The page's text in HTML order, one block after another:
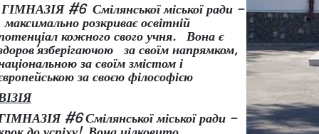
ГІМНАЗІЯ #6 Смілянської міської ради –
розкриває освітній
кожного свого учня.
Вона є
’язберігаючою за своїм напрямком,
за своїм змістом і
за своєю філософією
#6 Смілянської міської ради –